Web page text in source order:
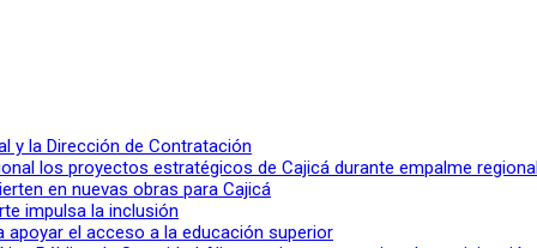
y la Dirección de Contratación
los proyectos estratégicos de Cajicá durante empalme
en nuevas obras para Cajicá
impulsa la inclusión
apoyar el acceso a la educación superior